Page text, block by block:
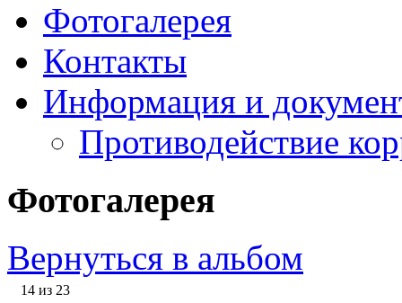
Фотогалерея
Контакты
Информация и
Противодействие
Фотогалерея
Вернуться в альбом
14 из 23